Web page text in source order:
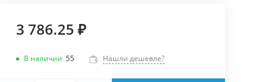
3 786.25 ₽
В наличии 55 Нашли дешевле?